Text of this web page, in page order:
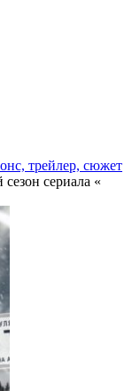
трейлер, сюжет
сериала «